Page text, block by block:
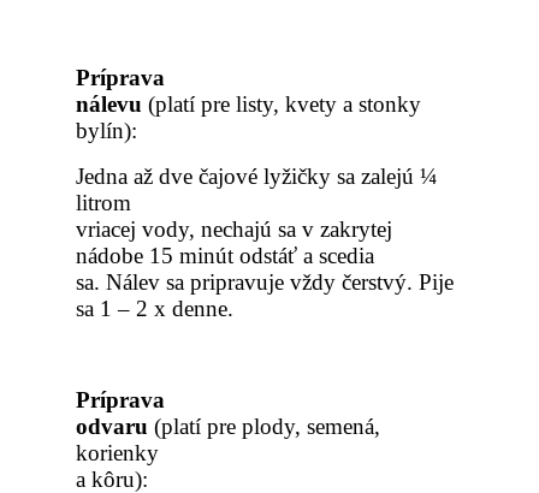
Príprava
nálevu (platí pre listy, kvety a stonky
bylín):
Jedna až dve čajové lyžičky sa zalejú ¼
litrom
vriacej vody, nechajú sa v zakrytej
nádobe 15 minút odstáť a scedia
sa. Nálev sa pripravuje vždy čerstvý. Pije
sa 1 – 2 x denne.
Príprava
odvaru (platí pre plody, semená,
korienky
a kôru):